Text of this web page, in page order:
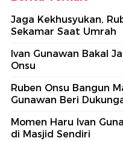
Jaga Kekhusyukan,
Sekamar Saat Umrah
Ivan Gunawan Bakal
Onsu
Ruben Onsu Bangun
Gunawan Beri
Momen Haru Ivan
di Masjid Sendiri